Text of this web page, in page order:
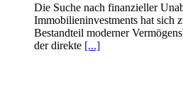
Die Suche nach finanzieller
Immobilieninvestments hat sich
Bestandteil moderner
der direkte [...]